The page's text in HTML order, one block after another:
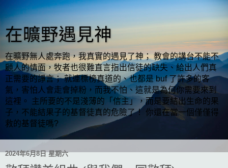
在曠野遇見神
在曠野無人處奔跑，我真實的遇見了神； 教會的講台不能不
顧人的情面，牧者也很難直言指出信徒的缺失、給出人們真
正需要的諍言； 就連標榜真道的、也都是 buf 了許多的客
氣，害怕人會走會掉粉，而我不怕、這就是為何你需要來到
這裡。 主所要的不是淺薄的「信主」，而是要結出生命的果
子，不能結果子的基督徒真的危險了！ 你還在當一個僅僅得
救的基督徒嗎?
2024年6月8日 星期六